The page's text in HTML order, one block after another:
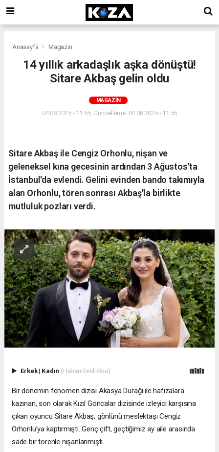
Anasayfa Magazin
14 yıllık arkadaşlık aşka dönüştü!
Sitare Akbaş gelin oldu
MAGAZIN
04.08.2025 - 11:55, Güncelleme: 04.08.2025 - 11:55
Sitare Akbaş ile Cengiz Orhonlu, nişan ve
geleneksel kına gecesinin ardından 3 Ağustos'ta
İstanbul'da evlendi. Gelini evinden bando takımıyla
alan Orhonlu, tören sonrası Akbaş'la birlikte
mutluluk pozları verdi.
Erkek| Kadın (Haberi Sesli Oku)
Bir dönemin fenomen dizisi Akasya Durağı ile hafızalara
kazınan, son olarak Kızıl Goncalar dizisinde izleyici karşısına
çıkan oyuncu Sitare Akbaş, gönlünü meslektaşı Cengiz
Orhonlu'ya kaptırmıştı. Genç çift, geçtiğimiz ay aile arasında
sade bir törenle nişanlanmıştı.